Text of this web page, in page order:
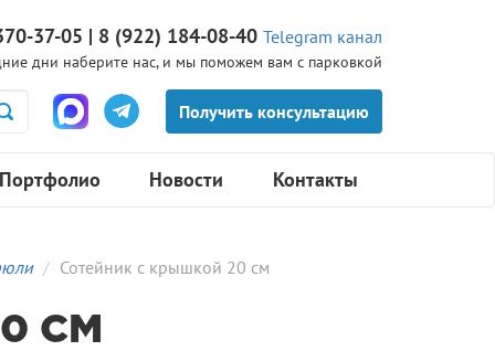
37-05 | 8 (922) 184-08-40 Telegram канал
дни наберите нас, и мы поможем вам с парковкой
Портфолио Новости Контакты
Сотейник с крышкой 20 см
СМ